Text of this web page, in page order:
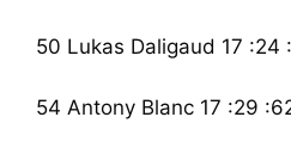
50 Lukas Daligaud 17 :24
54 Antony Blanc 17 :29